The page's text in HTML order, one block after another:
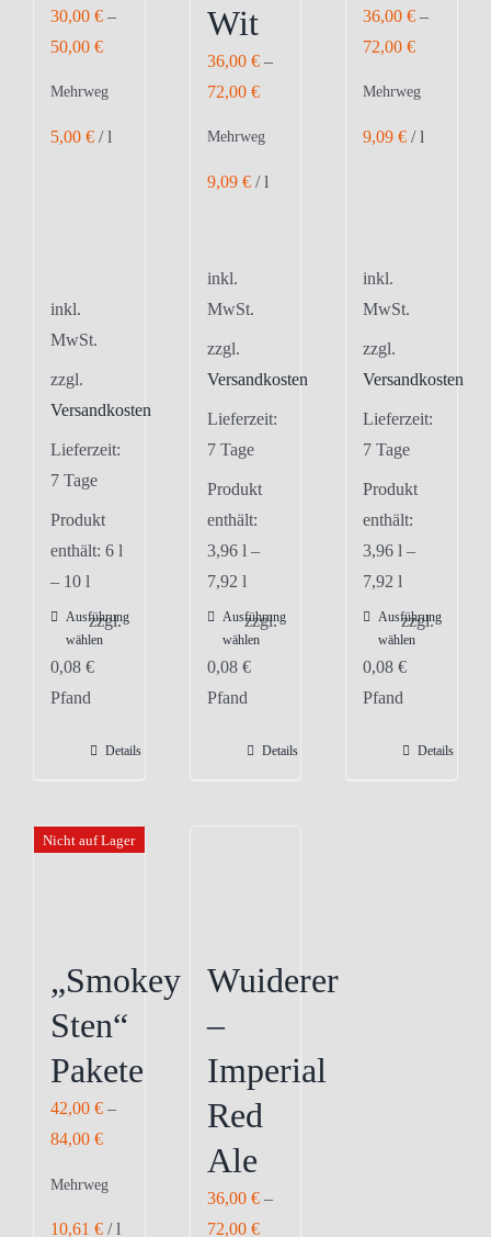
30,00 € –
50,00 €
Mehrweg
5,00 € /l
inkl.
MwSt.
zzgl.
Versandkosten
Lieferzeit:
7 Tage
Produkt
enthält: 6 l
– 10 l
Ausführung
wählen
Dieses
Produkt
Varianten
Optionen
gewählt
werden
zzgl.
0,08 €
Pfand
Details
Wit
36,00 €–
72,00 €
Mehrweg
9,09 €/l
inkl.
MwSt.
zzgl.
Versandkosten
Lieferzeit:
7 Tage
Produkt
enthält:
3,96 l –
7,92 l
Ausführung
wählen
Dieses
Produkt
Varianten
gewählt
zzgl.
0,08 €
Pfand
Details
36,00€ –
72,00€
Mehrweg
9,09€ /l
inkl.
MwSt.
zzgl.
Versandkosten
Lieferzeit:
7 Tage
Produkt
enthält:
3,96l –
7,92l
Ausführung
wählen
Dieses
Produkt
Varianten
zzgl.
0,08€
Pfand
Details
Nicht auf Lager
„Smokey
Sten“
Pakete
42,00 € –
84,00 €
Mehrweg
10,61 € /l
Wuiderer
–
Imperial
Red
Ale
36,00 €–
72,00 €